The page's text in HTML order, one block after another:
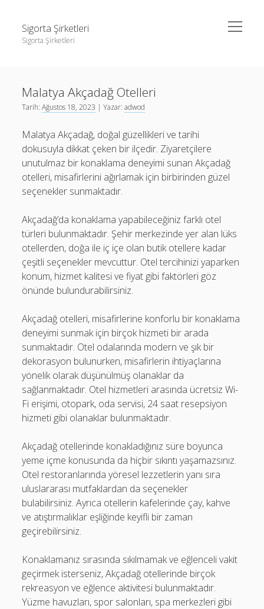
Sigorta Şirketleri
Sigorta Şirketleri
menüyü
aç
Linkedin Takipçi Yükseltme Hilesi
Liste
Sayfa Listesi
Linkedin Takipçi Yükseltme Hilesi
Liste
Sayfa Listesi
Malatya Akçadağ Otelleri
Tarih:Ağustos 18, 2023 | Yazar:adwod
Malatya Akçadağ, doğal güzellikleri ve tarihi
dokusuyla dikkat çeken bir ilçedir. Ziyaretçilere
unutulmaz bir konaklama deneyimi sunan Akçadağ
otelleri, misafirlerini ağırlamak için birbirinden güzel
seçenekler sunmaktadır.
Akçadağ’da konaklama yapabileceğiniz farklı otel
türleri bulunmaktadır. Şehir merkezinde yer alan lüks
otellerden, doğa ile iç içe olan butik otellere kadar
çeşitli seçenekler mevcuttur. Otel tercihinizi yaparken
konum, hizmet kalitesi ve fiyat gibi faktörleri göz
önünde bulundurabilirsiniz.
Akçadağ otelleri, misafirlerine konforlu bir konaklama
deneyimi sunmak için birçok hizmeti bir arada
sunmaktadır. Otel odalarında modern ve şık bir
dekorasyon bulunurken, misafirlerin ihtiyaçlarına
yönelik olarak düşünülmüş olanaklar da
sağlanmaktadır. Otel hizmetleri arasında ücretsiz Wi-
Fi erişimi, otopark, oda servisi, 24 saat resepsiyon
hizmeti gibi olanaklar bulunmaktadır.
Akçadağ otellerinde konakladığınız süre boyunca
yeme içme konusunda da hiçbir sıkıntı yaşamazsınız.
Otel restoranlarında yöresel lezzetlerin yanı sıra
uluslararası mutfaklardan da seçenekler
bulabilirsiniz. Ayrıca otellerin kafelerinde çay, kahve
ve atıştırmalıklar eşliğinde keyifli bir zaman
geçirebilirsiniz.
Konaklamanız sırasında sıkılmamak ve eğlenceli vakit
geçirmek isterseniz, Akçadağ otellerinde birçok
rekreasyon ve eğlence aktivitesi bulunmaktadır.
Yüzme havuzları, spor salonları, spa merkezleri gibi